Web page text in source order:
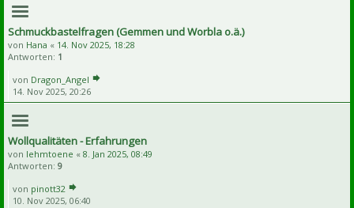
Schmuckbastelfragen (Gemmen und Worbla o.ä.)
von Hana « 14. Nov 2025, 18:28
Antworten: 1
von Dragon_Angel
14. Nov 2025, 20:26
Wollqualitäten - Erfahrungen
von lehmtoene « 8. Jan 2025, 08:49
Antworten: 9
von pinott32
10. Nov 2025, 06:40